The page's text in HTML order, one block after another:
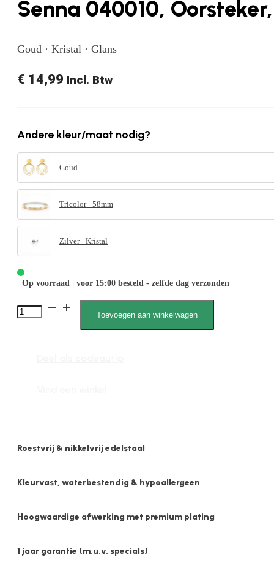
Senna 040010,
Goud · Kristal · Glans
€ 14,99 Incl. Btw
Andere kleur/maat nodig?
Goud
Tricolor · 58mm
Zilver · Kristal
Op voorraad | voor 15:00 besteld - zelfde dag verzonden
Senna
Toevoegen aan winkelwagen
Roestvrij & nikkelvrij edelstaal
Kleurvast, waterbestendig & hypoallergeen
Hoogwaardige afwerking met premium plating
1 jaar garantie (m.u.v. specials)